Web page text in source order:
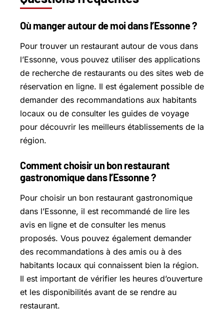
Où manger autour de moi dans l’Essonne ?
Pour trouver un restaurant autour de vous dans
l’Essonne, vous pouvez utiliser des applications
de recherche de restaurants ou des sites web de
réservation en ligne. Il est également possible de
demander des recommandations aux habitants
locaux ou de consulter les guides de voyage
pour découvrir les meilleurs établissements de la
région.
Comment choisir un bon restaurant
gastronomique dans l’Essonne ?
Pour choisir un bon restaurant gastronomique
dans l’Essonne, il est recommandé de lire les
avis en ligne et de consulter les menus
proposés. Vous pouvez également demander
des recommandations à des amis ou à des
habitants locaux qui connaissent bien la région.
Il est important de vérifier les heures d’ouverture
et les disponibilités avant de se rendre au
restaurant.